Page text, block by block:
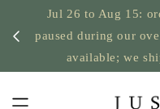
Jul 26 to Aug 15:
paused during our
available; we